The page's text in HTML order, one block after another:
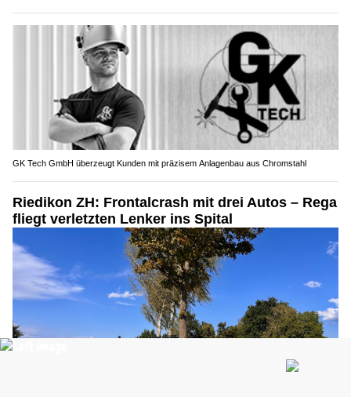
GK Tech GmbH überzeugt Kunden mit präzisem Anlagenbau aus Chromstahl
Riedikon ZH: Frontalcrash mit drei Autos – Rega
fliegt verletzten Lenker ins Spital